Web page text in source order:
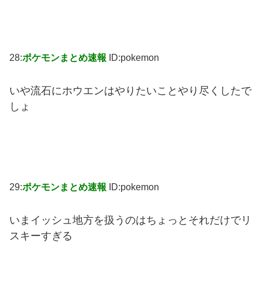
28:ポケモンまとめ速報 ID:pokemon
いや流石にホウエンはやりたいことやり尽くしたで
しょ
29:ポケモンまとめ速報 ID:pokemon
いまイッシュ地方を扱うのはちょっとそれだけでリ
スキーすぎる